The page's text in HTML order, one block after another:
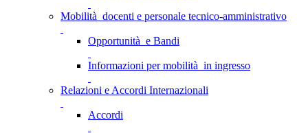
Mobilità docenti e personale tecnico-amministrativo
Opportunità e Bandi
Informazioni per mobilità in ingresso
Relazioni e Accordi Internazionali
Accordi